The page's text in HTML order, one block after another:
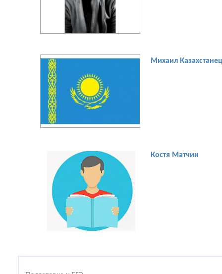
[увеличить фото]
[увеличить фото]
Михаил Казахстанец
Костя Матчин